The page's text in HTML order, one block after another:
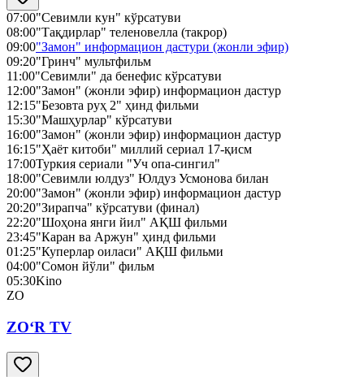
07:00"Севимли кун" кўрсатуви
08:00"Тақдирлар" теленовелла (такрор)
09:00"Замон" информацион дастури (жонли эфир)
09:20"Гринч" мультфильм
11:00"Севимли" да бенефис кўрсатуви
12:00"Замон" (жонли эфир) информацион дастур
12:15"Безовта руҳ 2" ҳинд фильми
15:30"Машҳурлар" кўрсатуви
16:00"Замон" (жонли эфир) информацион дастур
16:15"Ҳаёт китоби" миллий сериал 17-қисм
17:00Туркия сериали "Уч опа-сингил"
18:00"Севимли юлдуз" Юлдуз Усмонова билан
20:00"Замон" (жонли эфир) информацион дастур
20:20"Зирапча" кўрсатуви (финал)
22:20"Шоҳона янги йил" АҚШ фильми
23:45"Каран ва Аржун" ҳинд фильми
01:25"Куперлар оиласи" АҚШ фильми
04:00"Сомон йўли" фильм
05:30Kino
ZO
ZO‘R TV